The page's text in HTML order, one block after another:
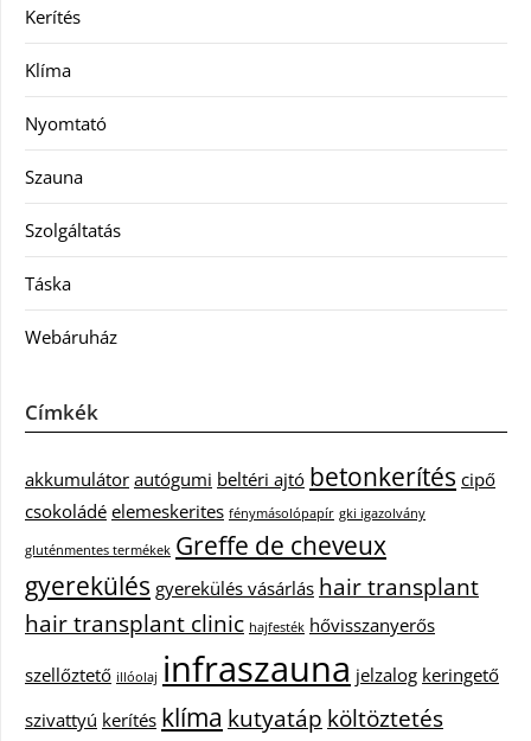
Kerítés
Klíma
Nyomtató
Szauna
Szolgáltatás
Táska
Webáruház
Címkék
akkumulátor autógumi beltéri ajtó betonkerítés cipő
csokoládé elemeskerites fénymásolópapír gki igazolvány
gluténmentes termékek Greffe de cheveux
gyerekülés gyerekülés vásárlás hair transplant
hair transplant clinic hajfesték hővisszanyerős
szellőztető illóolaj infraszauna jelzalog keringető
szivattyú kerítés klíma kutyatáp költöztetés